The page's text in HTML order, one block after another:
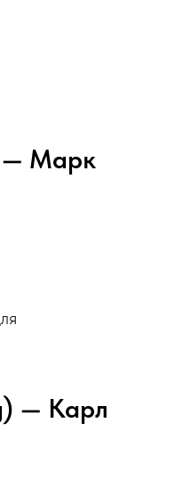
— Марк
— Карл